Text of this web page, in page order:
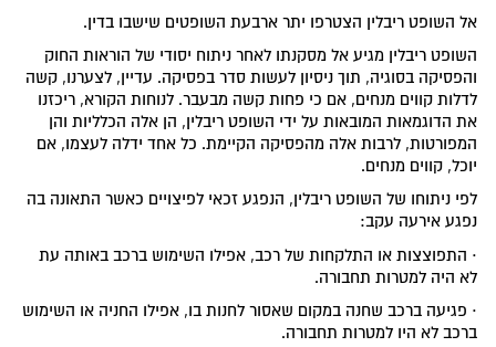
אל השופט ריבלין הצטרפו יתר ארבעת השופטים שישבו בדין.
השופט ריבלין מגיע אל מסקנתו לאחר ניתוח יסודי של הוראות החוק
והפסיקה בסוגיה, תוך ניסיון לעשות סדר בפסיקה. עדיין, לצערנו, קשה
לדלות קווים מנחים, אם כי פחות קשה מבעבר. לנוחות הקורא, ריכזנו
את הדוגמאות המובאות על ידי השופט ריבלין, הן אלה הכלליות והן
המפורטות, לרבות אלה מהפסיקה הקיימת. כל אחד ידלה לעצמו, אם
יוכל, קווים מנחים.
לפי ניתוחו של השופט ריבלין, הנפגע זכאי לפיצויים כאשר התאונה בה
נפגע אירעה עקב:
· התפוצצות או התלקחות של רכב, אפילו השימוש ברכב באותה עת
לא היה למטרות תחבורה.
· פגיעה ברכב שחנה במקום שאסור לחנות בו, אפילו החניה או השימוש
ברכב לא היו למטרות תחבורה.